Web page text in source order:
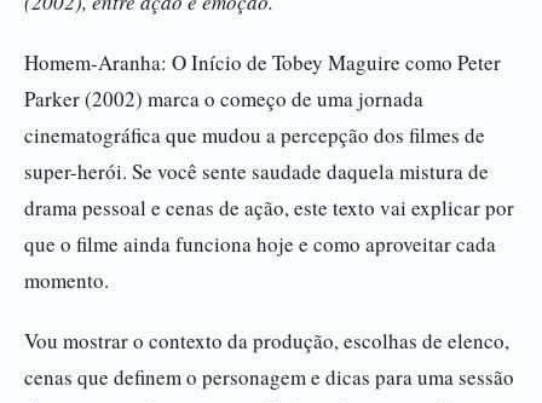
Homem-Aranha: O Início de Tobey Maguire como Peter
Parker (2002) marca o começo de uma jornada
cinematográfica que mudou a percepção dos filmes de
super-herói. Se você sente saudade daquela mistura de
drama pessoal e cenas de ação, este texto vai explicar por
que o filme ainda funciona hoje e como aproveitar cada
momento.
Vou mostrar o contexto da produção, escolhas de elenco,
cenas que definem o personagem e dicas para uma sessão